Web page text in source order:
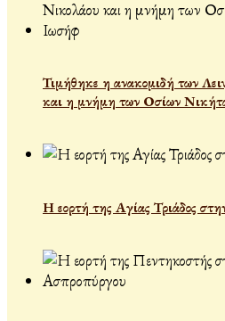
Τιμήθηκε η ανακομιδή των
και η μνήμη των Οσίων
Η εορτή της Αγίας Τριάδος